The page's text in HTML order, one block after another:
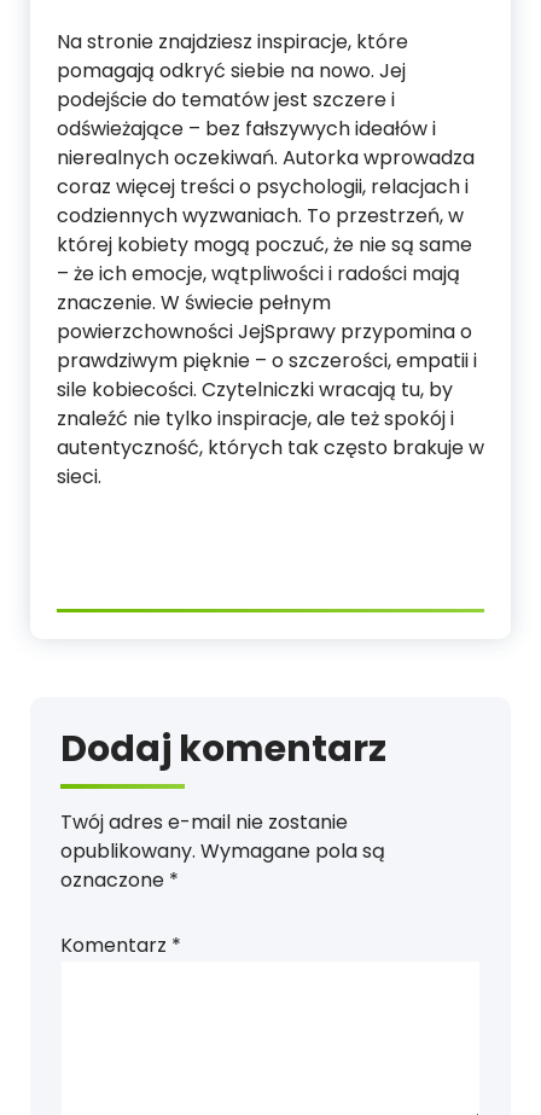
Na stronie znajdziesz inspiracje, które
pomagają odkryć siebie na nowo. Jej
podejście do tematów jest szczere i
odświeżające – bez fałszywych ideałów i
nierealnych oczekiwań. Autorka wprowadza
coraz więcej treści o psychologii, relacjach i
codziennych wyzwaniach. To przestrzeń, w
której kobiety mogą poczuć, że nie są same
– że ich emocje, wątpliwości i radości mają
znaczenie. W świecie pełnym
powierzchowności JejSprawy przypomina o
prawdziwym pięknie – o szczerości, empatii i
sile kobiecości. Czytelniczki wracają tu, by
znaleźć nie tylko inspiracje, ale też spokój i
autentyczność, których tak często brakuje w
sieci.
Dodaj komentarz
Twój adres e-mail nie zostanie
opublikowany. Wymagane pola są
oznaczone *
Komentarz *